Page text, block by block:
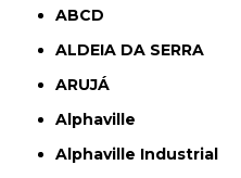
ABCD
ALDEIA DA SERRA
ARUJÁ
Alphaville
Alphaville Industrial